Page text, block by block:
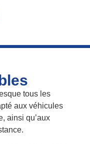
tous les
aux véhicules
ainsi qu’aux